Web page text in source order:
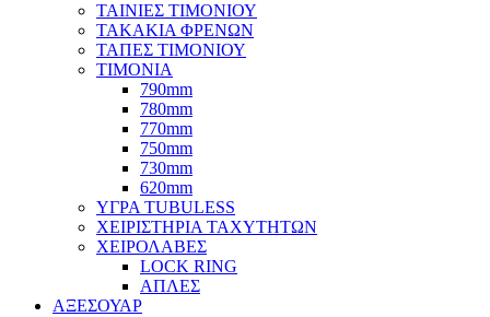
ΤΑΙΝΙΕΣ ΤΙΜΟΝΙΟΥ
ΤΑΚΑΚΙΑ ΦΡΕΝΩΝ
ΤΑΠΕΣ ΤΙΜΟΝΙΟΥ
ΤΙΜΟΝΙΑ
790mm
780mm
770mm
750mm
730mm
620mm
ΥΓΡΑ TUBULESS
ΧΕΙΡΙΣΤΗΡΙΑ ΤΑΧΥΤΗΤΩΝ
ΧΕΙΡΟΛΑΒΕΣ
LOCK RING
ΑΠΛΕΣ
ΑΞΕΣΟΥΑΡ